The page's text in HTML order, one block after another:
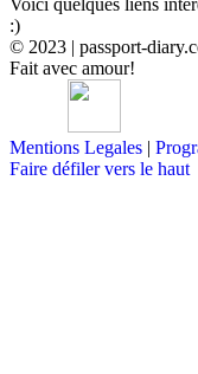
Voici quelques liens
:)
© 2023 | passport-
Fait avec amour!
Mentions Legales |
Faire défiler vers le haut